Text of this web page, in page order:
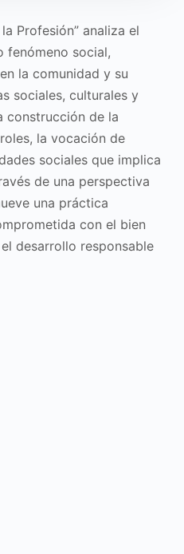
Profesión” analiza el
fenómeno social,
la comunidad y su
sociales, culturales y
construcción de la
la vocación de
sociales que implica
de una perspectiva
una práctica
con el bien
desarrollo responsable